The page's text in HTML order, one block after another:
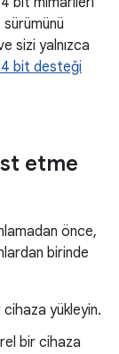
sizi yalnızca
bit desteği
etme
önce,
birinde
yükleyin.
bir cihaza